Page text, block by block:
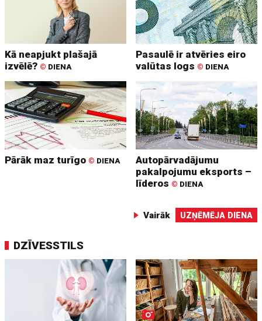
Kā neapjukt plašajā
izvēlē? © DIENA
Pasaulē ir atvēries eiro
valūtas logs © DIENA
Pārāk maz turīgo © DIENA
Autopārvadājumu
pakalpojumu eksports –
līderos © DIENA
Vairāk UZŅĒMĒJA DIENA
DZĪVESSTILS